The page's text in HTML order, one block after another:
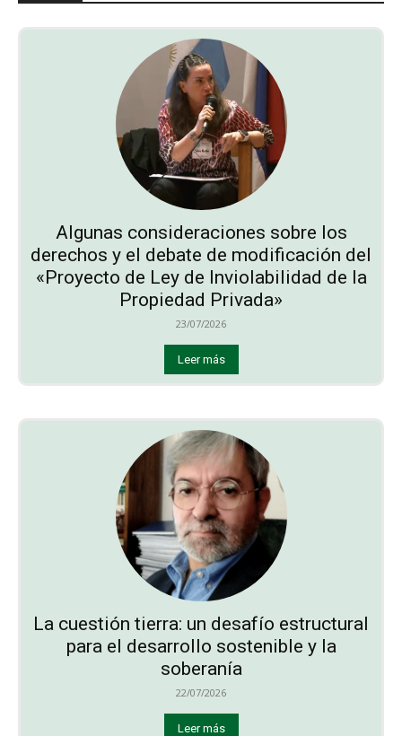
Algunas consideraciones sobre los
derechos y el debate de modificación del
«Proyecto de Ley de Inviolabilidad de la
Propiedad Privada»
23/07/2026
Leer más
La cuestión tierra: un desafío estructural
para el desarrollo sostenible y la
soberanía
22/07/2026
Leer más